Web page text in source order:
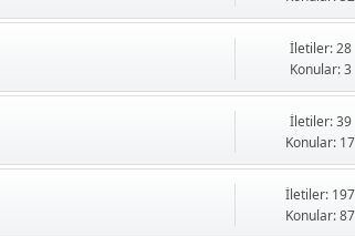
İletiler: 28
Konular: 3
İletiler: 39
Konular: 17
İletiler: 197
Konular: 87